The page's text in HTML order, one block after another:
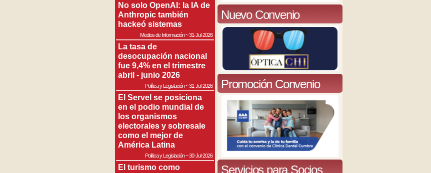
No solo OpenAI: la IA de
Anthropic también
hackeó sistemas
Medios de Información~31-Jul-2026
La tasa de
desocupación nacional
fue 9,4% en el trimestre
abril - junio 2026
Política y Legislación~31-Jul-2026
El Servel se posiciona
en el podio mundial de
los organismos
electorales y sobresale
como el mejor de
América Latina
Política y Legislación~30-Jul-2026
El turismo como
Nuevo Convenio
Promoción Convenio
Servicios para Socios